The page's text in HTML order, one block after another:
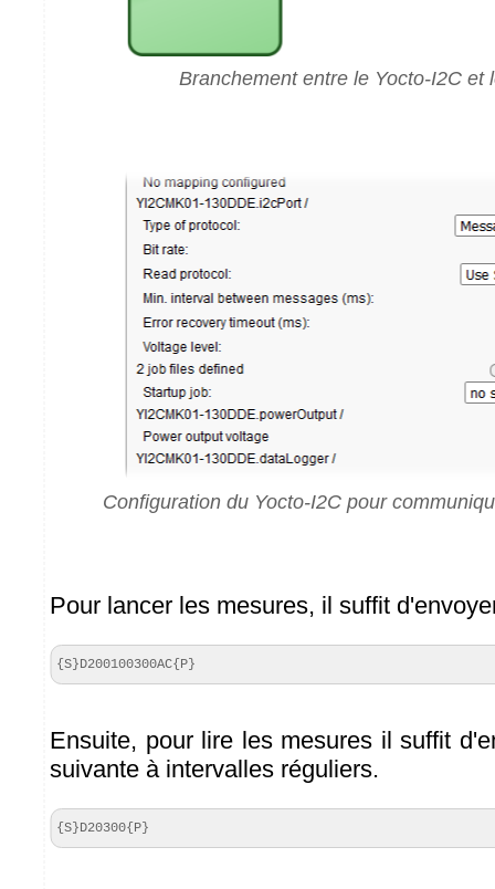
Branchement entre le Yocto-I2C et
Configuration du Yocto-I2C pour
Pour lancer les mesures, il suffit
{S}D200100300AC{P}
Ensuite, pour lire les mesures il suffit
suivante à intervalles réguliers.
{S}D20300{P}